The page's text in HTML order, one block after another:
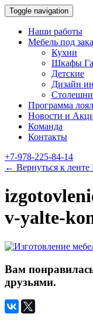
Toggle navigation
Наши работы
Мебель под
Кухни
Шкафы
Детские
Дизайн
Программа
Новости и
Команда
Контакты
+7-978-225-84-14
← Вернуться к ленте
v-yalte-
Вам
друзьями.